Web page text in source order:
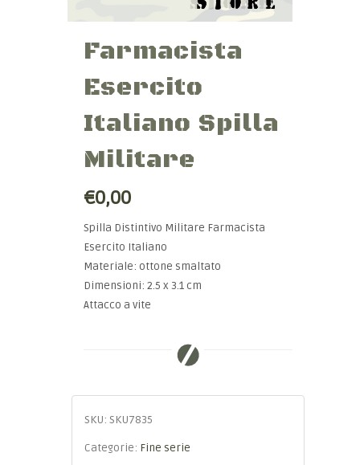
Farmacista
Esercito
Italiano Spilla
Militare
€0,00
Spilla Distintivo Militare Farmacista
Esercito Italiano
Materiale: ottone smaltato
Dimensioni: 2.5 x 3.1 cm
Attacco a vite
SKU: SKU7835
Categorie: Fine serie